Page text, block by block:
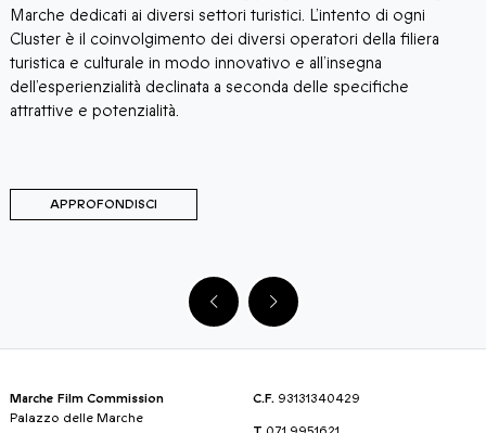
Marche dedicati ai diversi settori turistici. L’intento di ogni
Cluster è il coinvolgimento dei diversi operatori della filiera
turistica e culturale in modo innovativo e all’insegna
dell’esperienzialità declinata a seconda delle specifiche
attrattive e potenzialità.
APPROFONDISCI
Marche Film Commission
Palazzo delle Marche
C.F. 93131340429